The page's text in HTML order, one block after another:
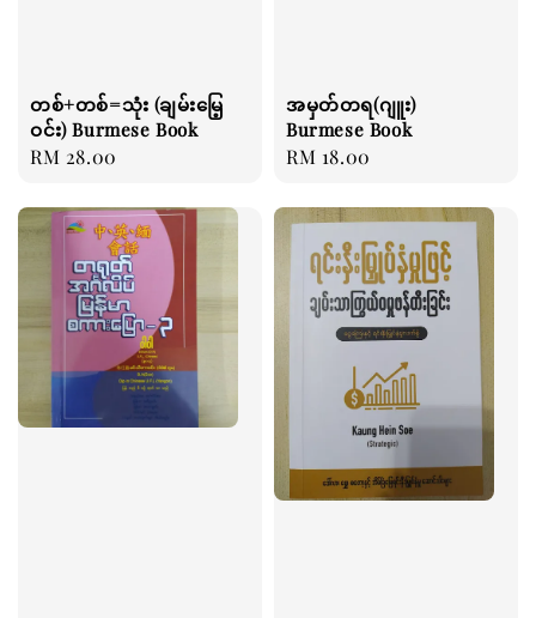
တစ်+တစ်=သုံး (ချမ်းမြေ့
ဝင်း) Burmese Book
Regular
RM 28.00
အမှတ်တရ(ဂျူး)
Burmese Book
Regular
RM 18.00